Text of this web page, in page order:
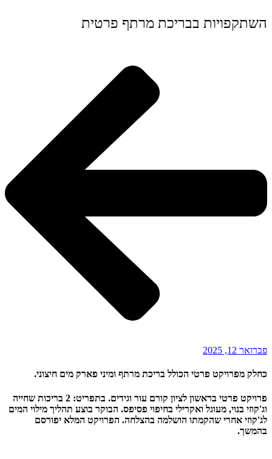
השתקפויות בבריכת מרתף פרטית
פברואר 12, 2025
כחלק מפרויקט פרטי הכולל בריכת מרתף ומיני פארק מים חיצוני.
פרויקט פרטי בראשון לציון קורם עור וגידים. בתפריט: 2 בריכות שחייה
וג'קוזי בנוי, מעוגל ואקרילי בחיפוי פסיפס. הבוקר בוצע תהליך מילוי המים
לג'קוזי אחרי שהקמתו הושלמה בהצלחה. הפרויקט המלא יפורסם
בהמשך.